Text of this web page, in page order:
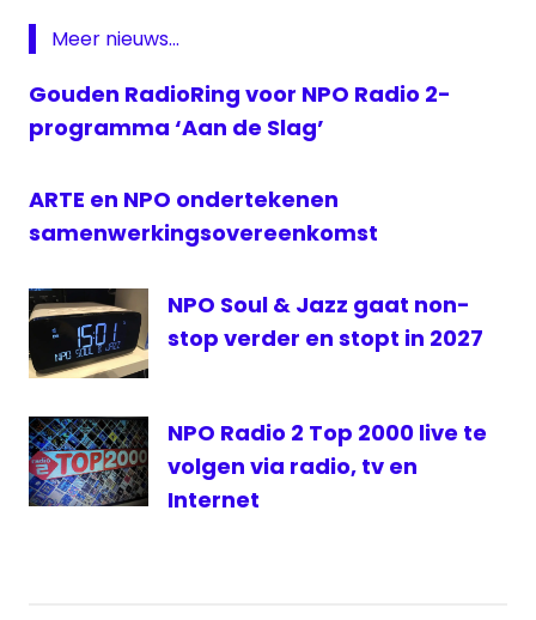
raido
2000
Meer nieuws...
Gouden RadioRing voor NPO Radio 2-
programma ‘Aan de Slag’
ARTE en NPO ondertekenen
samenwerkingsovereenkomst
NPO Soul & Jazz gaat non-
stop verder en stopt in 2027
NPO Radio 2 Top 2000 live te
volgen via radio, tv en
Internet